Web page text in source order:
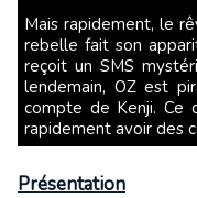
Mais rapidement, le
rebelle fait son
reçoit un SMS
lendemain, OZ est
compte de Kenji. Ce
rapidement avoir des
Présentation